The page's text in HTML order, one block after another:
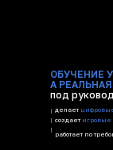
делает
работает по
создает
ОБУЧЕНИЕ
А
под